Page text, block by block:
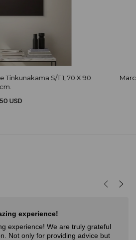
S/T 1, 70 X 90
cm.
USD
Muy buena experiencia
Muy buena experiencia.
novedosa forma de poder